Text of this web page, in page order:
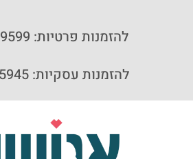
להזמנות פרטיות: 054-9299599
להזמנות עסקיות: 054-9345945